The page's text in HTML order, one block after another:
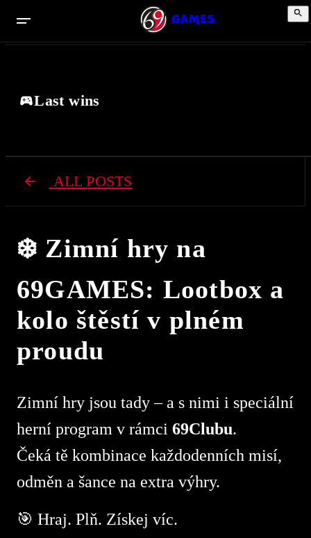
Last wins
ALL POSTS
❄️ Zimní hry na
69GAMES: Lootbox a
kolo štěstí v plném
proudu
Zimní hry jsou tady – a s nimi i speciální
herní program v rámci 69Clubu.
Čeká tě kombinace každodenních misí,
odměn a šance na extra výhry.
🎯 Hraj. Plň. Získej víc.